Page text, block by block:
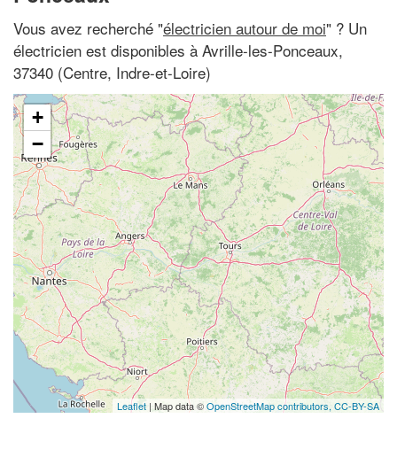
Vous avez recherché "électricien autour de moi" ? Un
électricien est disponibles à Avrille-les-Ponceaux,
37340 (Centre, Indre-et-Loire)
+
−
Leaflet | Map data ©OpenStreetMap contributors, CC-BY-SA